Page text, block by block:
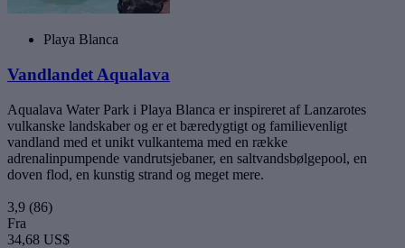
Playa Blanca
Vandlandet Aqualava
Aqualava Water Park i Playa Blanca er inspireret af Lanzarotes
vulkanske landskaber og er et bæredygtigt og familievenligt
vandland med et unikt vulkantema med en række
adrenalinpumpende vandrutsjebaner, en saltvandsbølgepool, en
doven flod, en kunstig strand og meget mere.
3,9 (86)
Fra
34,68 US$